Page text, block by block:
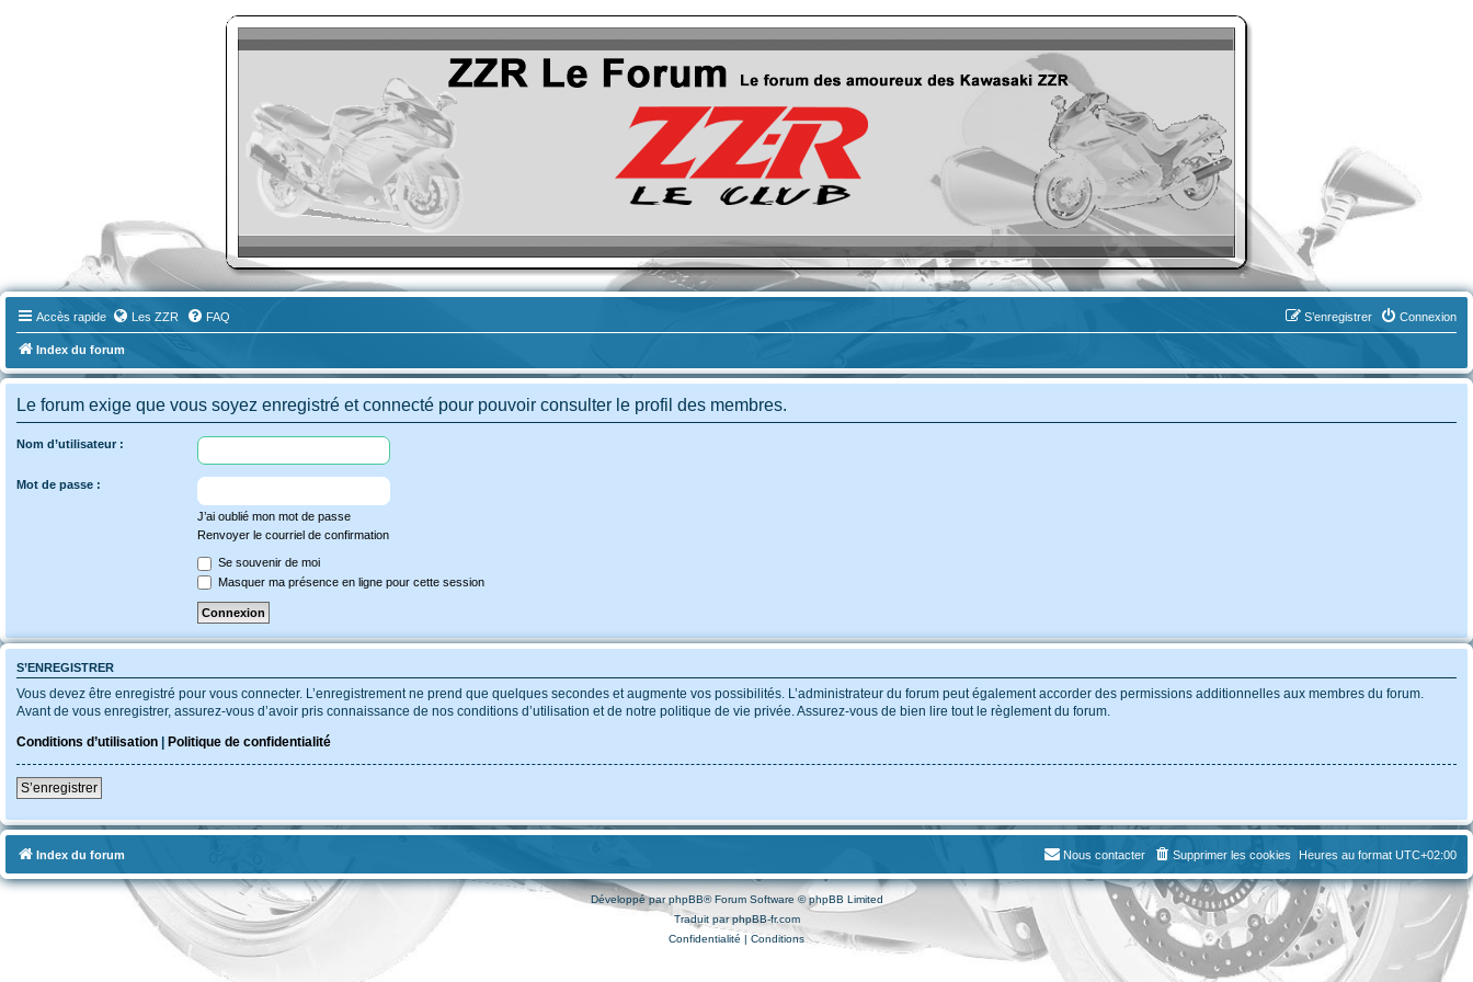
Accès rapide Les ZZR FAQ Connexion
S’enregistrer
Index du forum
Le forum exige que vous soyez enregistré et connecté pour pouvoir consulter le profil des membres.
Nom d’utilisateur :
Mot de passe :
J’ai oublié mon mot de passe
Renvoyer le courriel de confirmation
Se souvenir de moi
Masquer ma présence en ligne pour cette session
S’ENREGISTRER
Vous devez être enregistré pour vous connecter. L’enregistrement ne prend que quelques secondes et augmente vos possibilités. L’administrateur du forum peut également accorder des permissions additionnelles aux membres du forum.
Avant de vous enregistrer, assurez-vous d’avoir pris connaissance de nos conditions d’utilisation et de notre politique de vie privée. Assurez-vous de bien lire tout le règlement du forum.
Conditions d’utilisation | Politique de confidentialité
S’enregistrer
Index du forum Heures au format UTC+02:00
Supprimer les cookies
Nous contacter
Développé parphpBB® Forum Software © phpBB Limited
Traduit parphpBB-fr.com
Confidentialité | Conditions